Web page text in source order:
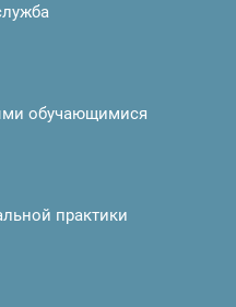
обучающимися
практики